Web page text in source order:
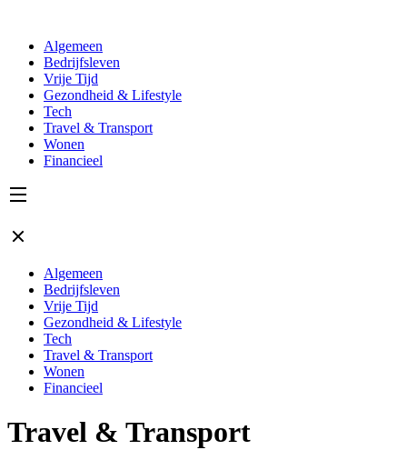
Algemeen
Bedrijfsleven
Vrije Tijd
Gezondheid & Lifestyle
Tech
Travel & Transport
Wonen
Financieel
Algemeen
Bedrijfsleven
Vrije Tijd
Gezondheid & Lifestyle
Tech
Travel & Transport
Wonen
Financieel
Travel & Transport